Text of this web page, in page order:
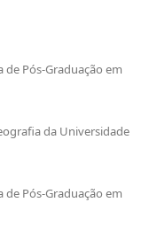
Pós-Graduação em
da Universidade
Pós-Graduação em